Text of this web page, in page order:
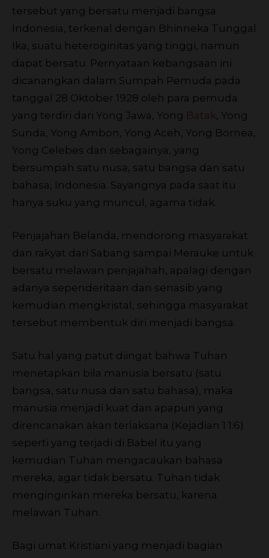
tersebut yang bersatu menjadi bangsa
Indonesia, terkenal dengan Bhinneka Tunggal
Ika, suatu heteroginitas yang tinggi, namun
dapat bersatu. Pernyataan kebangsaan ini
dicanangkan dalam Sumpah Pemuda pada
tanggal 28 Oktober 1928 oleh para pemuda
yang terdiri dari Yong Jawa, Yong Batak , Yong
Sunda, Yong Ambon, Yong Aceh, Yong Bornea,
Yong Celebes dan sebagainya, yang
bersumpah satu nusa, satu bangsa dan satu
bahasa, Indonesia. Sayangnya pada saat itu
hanya suku yang muncul, agama tidak.
Penjajahan Belanda, mendorong masyarakat
dan rakyat dari Sabang sampai Merauke untuk
bersatu melawan penjajahah, apalagi dengan
adanya sependeritaan dan senasib yang
kemudian mengkristal, sehingga masyarakat
tersebut membentuk diri menjadi bangsa.
Satu hal yang patut diingat bahwa Tuhan
menetapkan bila manusia bersatu (satu
bangsa, satu nusa dan satu bahasa), maka
manusia menjadi kuat dan apapun yang
direncanakan akan terlaksana (Kejadian 1 1:6)
seperti yang terjadi di Babel itu yang
kemudian Tuhan mengacaukan bahasa
mereka, agar tidak bersatu. Tuhan tidak
menginginkan mereka bersatu, karena
melawan Tuhan.
Bagi umat Kristiani yang menjadi bagian